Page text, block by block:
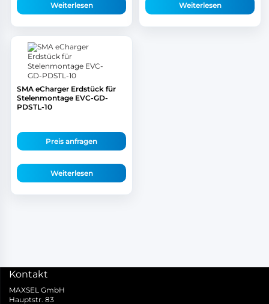
Weiterlesen Weiterlesen
SMA eCharger Erdstück für
Stelenmontage EVC-GD-
PDSTL-10
Preis anfragen
Weiterlesen
Kontakt
MAXSEL GmbH
Hauptstr. 83